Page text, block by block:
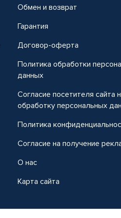
Обмен и возврат
Гарантия
Договор-оферта
Политика обработки
данных
Согласие посетителя сайта
обработку персональных
Политика
Согласие на получение
О нас
Карта сайта